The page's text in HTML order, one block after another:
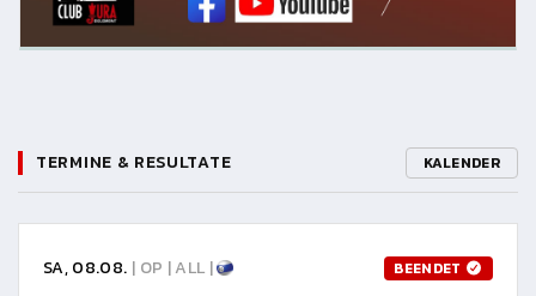
TERMINE & RESULTATE KALENDER
SA, 08.08. | OP | ALL | BEENDET